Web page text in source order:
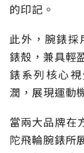
的印記。
此外，腕錶
錶殼，兼具輕
錶系列核心
潤，展現運動
當兩大品牌在
陀飛輪腕錶所